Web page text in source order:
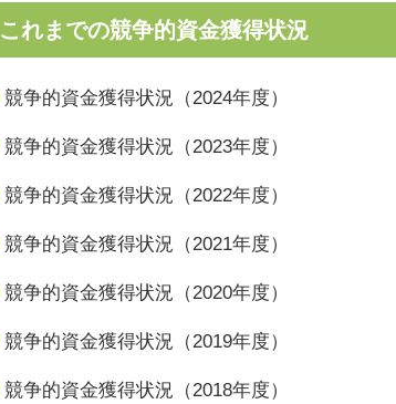
これまでの競争的資金獲得状況
競争的資金獲得状況（2024年度）
競争的資金獲得状況（2023年度）
競争的資金獲得状況（2022年度）
競争的資金獲得状況（2021年度）
競争的資金獲得状況（2020年度）
競争的資金獲得状況（2019年度）
競争的資金獲得状況（2018年度）